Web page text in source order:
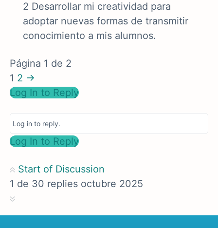
2 Desarrollar mi creatividad para
adoptar nuevas formas de transmitir
conocimiento a mis alumnos.
Página 1 de 2
1 2 →
Log In to Reply
Log in to reply.
Log In to Reply
Start of Discussion
1 de 30 replies octubre 2025